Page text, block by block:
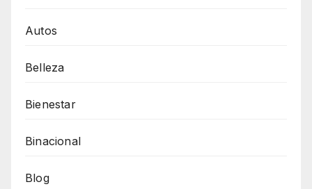
Autos
Belleza
Bienestar
Binacional
Blog